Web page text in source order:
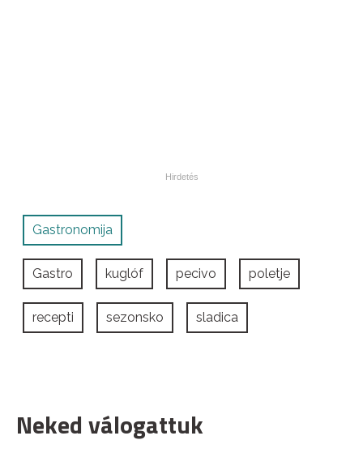
Gastronomija
Gastro kuglóf pecivo poletje
recepti sezonsko sladica
Neked válogattuk